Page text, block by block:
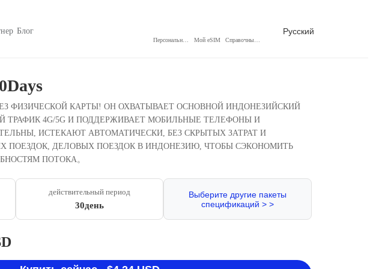
Блог
Мой eSIM
Русский
БЕЗ ФИЗИЧЕСКОЙ КАРТЫ! ОН ОХВАТЫВАЕТ ОСНОВНОЙ ИНДОНЕЗИЙСКИЙ
ТРАФИК 4G/5G И ПОДДЕРЖИВАЕТ МОБИЛЬНЫЕ ТЕЛЕФОНЫ И
ИСТЕКАЮТ АВТОМАТИЧЕСКИ, БЕЗ СКРЫТЫХ ЗАТРАТ И
ПОЕЗДОК, ДЕЛОВЫХ ПОЕЗДОК В ИНДОНЕЗИЮ, ЧТОБЫ СЭКОНОМИТЬ
ПОТОКА。
действительный период
30день
Выберите другие пакеты
спецификаций > >